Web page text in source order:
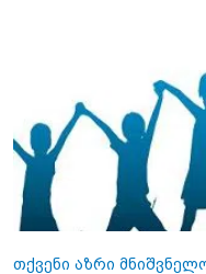
თქვენი აზრი